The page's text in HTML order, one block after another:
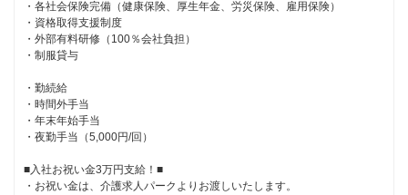
・各社会保険完備（健康保険、厚生年金、労災保険、雇用保険）
・資格取得支援制度
・外部有料研修（100％会社負担）
・制服貸与
・勤続給
・時間外手当
・年末年始手当
・夜勤手当（5,000円/回）
■入社お祝い金3万円支給！■
・お祝い金は、介護求人パークよりお渡しいたします。